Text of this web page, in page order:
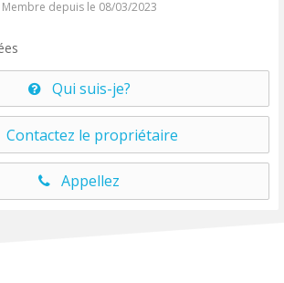
Membre depuis le 08/03/2023
Qui suis-je?
le propriétaire
Appellez